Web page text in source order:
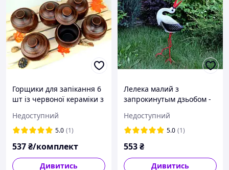
Горщики для запікання 6
шт із червоної кераміки з
Недоступний
5.0 (1)
537₴/комплект
Дивитись
Лелека малий з
запрокинутым дзьобом -
на металевих лапках (У)
Недоступний
5.0 (1)
553₴
Дивитись